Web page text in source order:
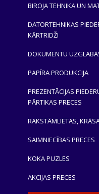
BIROJA TEHNIKA UN
DATORTEHNIKAS
KĀRTRIDŽI
DOKUMENTU
PAPĪRA PRODUKCIJA
PREZENTĀCIJAS
PĀRTIKAS PRECES
RAKSTĀMLIETAS,
SAIMNIECĪBAS PRECES
KOKA PUZLES
AKCIJAS PRECES